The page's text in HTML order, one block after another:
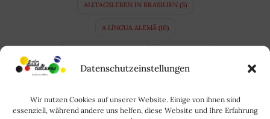
Datenschutzeinstellungen
Wir nutzen Cookies auf unserer Website. Einige von ihnen sind
essenziell, während andere uns helfen, diese Website und Ihre Erfahrung
ALLTAGSLEBEN IN BRASILIEN(3)
A LÍNGUA ALEMÃ(10)
BAYERN(4) BINATIONALE EHE(3)
BRASIL (35) BRASILIEN(34)